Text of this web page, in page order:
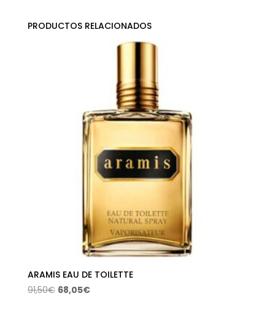
PRODUCTOS RELACIONADOS
ARAMIS EAU DE TOILETTE
91,50€ El
68,05€El